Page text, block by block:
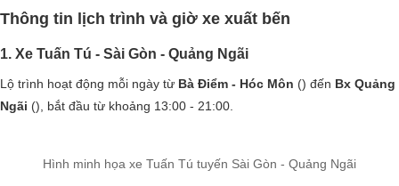
Thông tin lịch trình và giờ xe xuất bến
1. Xe Tuấn Tú - Sài Gòn - Quảng Ngãi
Lộ trình hoạt động mỗi ngày từ Bà Điểm - Hóc Môn () đến Bx Quảng
Ngãi (), bắt đầu từ khoảng 13:00 - 21:00.
Hình minh họa xe Tuấn Tú tuyến Sài Gòn - Quảng Ngãi